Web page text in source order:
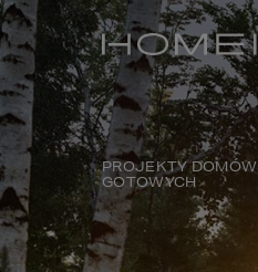
PROJEKTY DOMÓW
GOTOWYCH